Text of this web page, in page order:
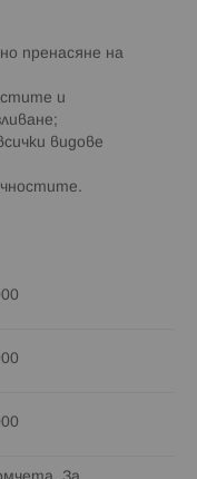
пренасяне на
и
видове